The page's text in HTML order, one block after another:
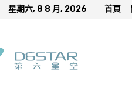
星期六, 8 8 月, 2026 首頁